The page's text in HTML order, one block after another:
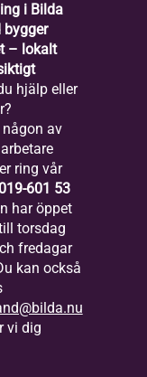
i Bilda
bygger
– lokalt
hjälp eller
av
ring vår
601 53
har öppet
torsdag
fredagar
kan också
vi dig